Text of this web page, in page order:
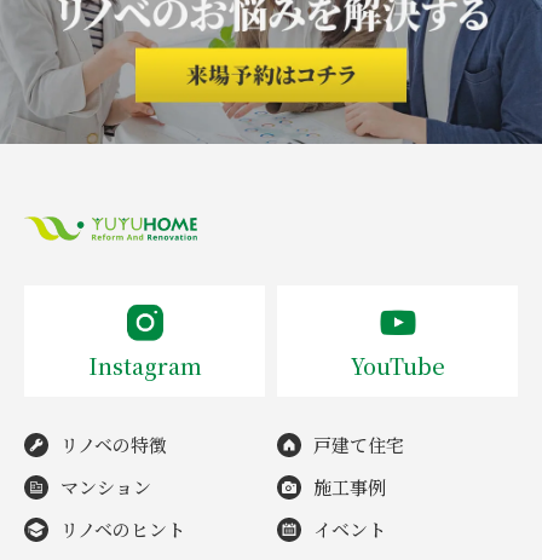
Instagram YouTube
リノベの特徴
戸建て住宅
マンション
施工事例
リノベのヒント
イベント